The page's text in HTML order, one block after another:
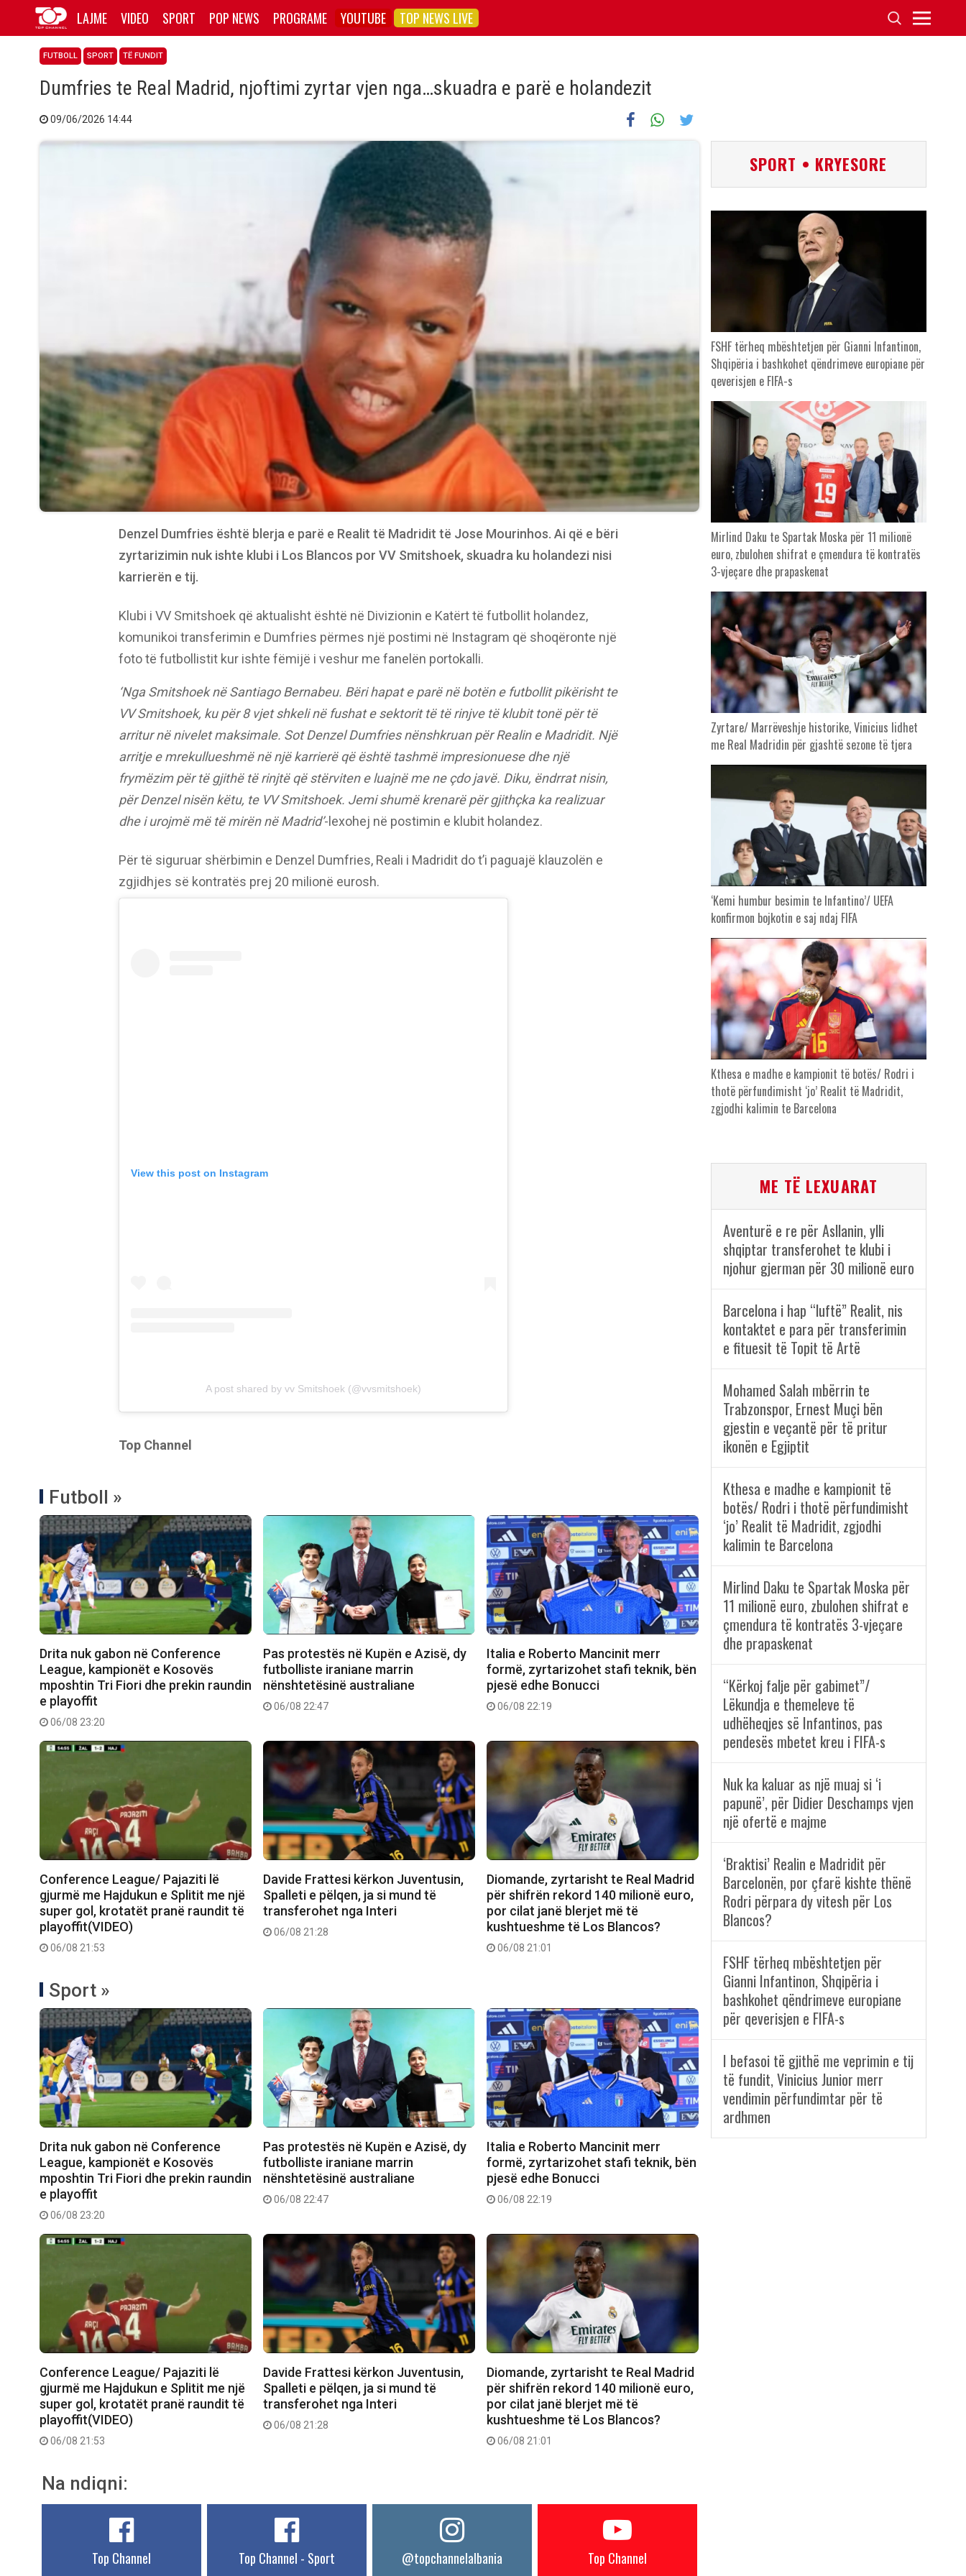
LAJME VIDEO SPORT POP NEWS PROGRAME YOUTUBE TOP NEWS LIVE
FUTBOLL SPORT TË FUNDIT
Dumfries te Real Madrid, njoftimi zyrtar vjen nga…skuadra e parë e holandezit
09/06/2026 14:44
Denzel Dumfries është blerja e parë e Realit të Madridit të Jose Mourinhos. Ai që e bëri
zyrtarizimin nuk ishte klubi i Los Blancos por VV Smitshoek, skuadra ku holandezi nisi
karrierën e tij.
Klubi i VV Smitshoek që aktualisht është në Divizionin e Katërt të futbollit holandez,
komunikoi transferimin e Dumfries përmes një postimi në Instagram që shoqëronte një
foto të futbollistit kur ishte fëmijë i veshur me fanelën portokalli.
‘Nga Smitshoek në Santiago Bernabeu. Bëri hapat e parë në botën e futbollit pikërisht te
VV Smitshoek, ku për 8 vjet shkeli në fushat e sektorit të të rinjve të klubit tonë për të
arritur në nivelet maksimale. Sot Denzel Dumfries nënshkruan për Realin e Madridit. Një
arritje e mrekullueshmë në një karrierë që është tashmë impresionuese dhe një
frymëzim për të gjithë të rinjtë që stërviten e luajnë me ne çdo javë. Diku, ëndrrat nisin,
për Denzel nisën këtu, te VV Smitshoek. Jemi shumë krenarë për gjithçka ka realizuar
dhe i urojmë më të mirën në Madrid’-lexohej në postimin e klubit holandez.
Për të siguruar shërbimin e Denzel Dumfries, Reali i Madridit do t’i paguajë klauzolën e
zgjidhjes së kontratës prej 20 milionë eurosh.
View this post on Instagram
A post shared by vv Smitshoek (@vvsmitshoek)
Top Channel
Futboll »
Drita nuk gabon në Conference
League, kampionët e Kosovës
mposhtin Tri Fiori dhe prekin raundin
e playoffit
06/08 23:20
Pas protestës në Kupën e Azisë, dy
futbolliste iraniane marrin
nënshtetësinë australiane
06/08 22:47
Italia e Roberto Mancinit merr
formë, zyrtarizohet stafi teknik, bën
pjesë edhe Bonucci
06/08 22:19
Conference League/ Pajaziti lë
gjurmë me Hajdukun e Splitit me një
super gol, krotatët pranë raundit të
playoffit(VIDEO)
06/08 21:53
Davide Frattesi kërkon Juventusin,
Spalleti e pëlqen, ja si mund të
transferohet nga Interi
06/08 21:28
Diomande, zyrtarisht te Real Madrid
për shifrën rekord 140 milionë euro,
por cilat janë blerjet më të
kushtueshme të Los Blancos?
06/08 21:01
Sport »
Drita nuk gabon në Conference
League, kampionët e Kosovës
mposhtin Tri Fiori dhe prekin raundin
e playoffit
06/08 23:20
Pas protestës në Kupën e Azisë, dy
futbolliste iraniane marrin
nënshtetësinë australiane
06/08 22:47
Italia e Roberto Mancinit merr
formë, zyrtarizohet stafi teknik, bën
pjesë edhe Bonucci
06/08 22:19
Conference League/ Pajaziti lë
gjurmë me Hajdukun e Splitit me një
super gol, krotatët pranë raundit të
playoffit(VIDEO)
06/08 21:53
Davide Frattesi kërkon Juventusin,
Spalleti e pëlqen, ja si mund të
transferohet nga Interi
06/08 21:28
Diomande, zyrtarisht te Real Madrid
për shifrën rekord 140 milionë euro,
por cilat janë blerjet më të
kushtueshme të Los Blancos?
06/08 21:01
Na ndiqni:
Top Channel Top Channel - Sport @topchannelalbania Top Channel
SPORT • KRYESORE
FSHF tërheq mbështetjen për Gianni Infantinon,
Shqipëria i bashkohet qëndrimeve europiane për
qeverisjen e FIFA-s
Mirlind Daku te Spartak Moska për 11 milionë
euro, zbulohen shifrat e çmendura të kontratës
3-vjeçare dhe prapaskenat
Zyrtare/ Marrëveshje historike, Vinicius lidhet
me Real Madridin për gjashtë sezone të tjera
‘Kemi humbur besimin te Infantino’/ UEFA
konfirmon bojkotin e saj ndaj FIFA
Kthesa e madhe e kampionit të botës/ Rodri i
thotë përfundimisht ‘jo’ Realit të Madridit,
zgjodhi kalimin te Barcelona
ME TË LEXUARAT
Aventurë e re për Asllanin, ylli
shqiptar transferohet te klubi i
njohur gjerman për 30 milionë euro
Barcelona i hap “luftë” Realit, nis
kontaktet e para për transferimin
e fituesit të Topit të Artë
Mohamed Salah mbërrin te
Trabzonspor, Ernest Muçi bën
gjestin e veçantë për të pritur
ikonën e Egjiptit
Kthesa e madhe e kampionit të
botës/ Rodri i thotë përfundimisht
‘jo’ Realit të Madridit, zgjodhi
kalimin te Barcelona
Mirlind Daku te Spartak Moska për
11 milionë euro, zbulohen shifrat e
çmendura të kontratës 3-vjeçare
dhe prapaskenat
“Kërkoj falje për gabimet”/
Lëkundja e themeleve të
udhëheqjes së Infantinos, pas
pendesës mbetet kreu i FIFA-s
Nuk ka kaluar as një muaj si ‘i
papunë’, për Didier Deschamps vjen
një ofertë e majme
‘Braktisi’ Realin e Madridit për
Barcelonën, por çfarë kishte thënë
Rodri përpara dy vitesh për Los
Blancos?
FSHF tërheq mbështetjen për
Gianni Infantinon, Shqipëria i
bashkohet qëndrimeve europiane
për qeverisjen e FIFA-s
I befasoi të gjithë me veprimin e tij
të fundit, Vinicius Junior merr
vendimin përfundimtar për të
ardhmen